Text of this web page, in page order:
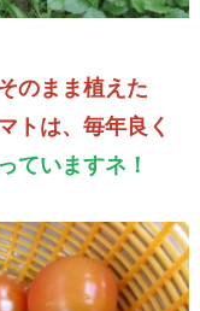
のまま植えた
トは、毎年良く
ていますネ！